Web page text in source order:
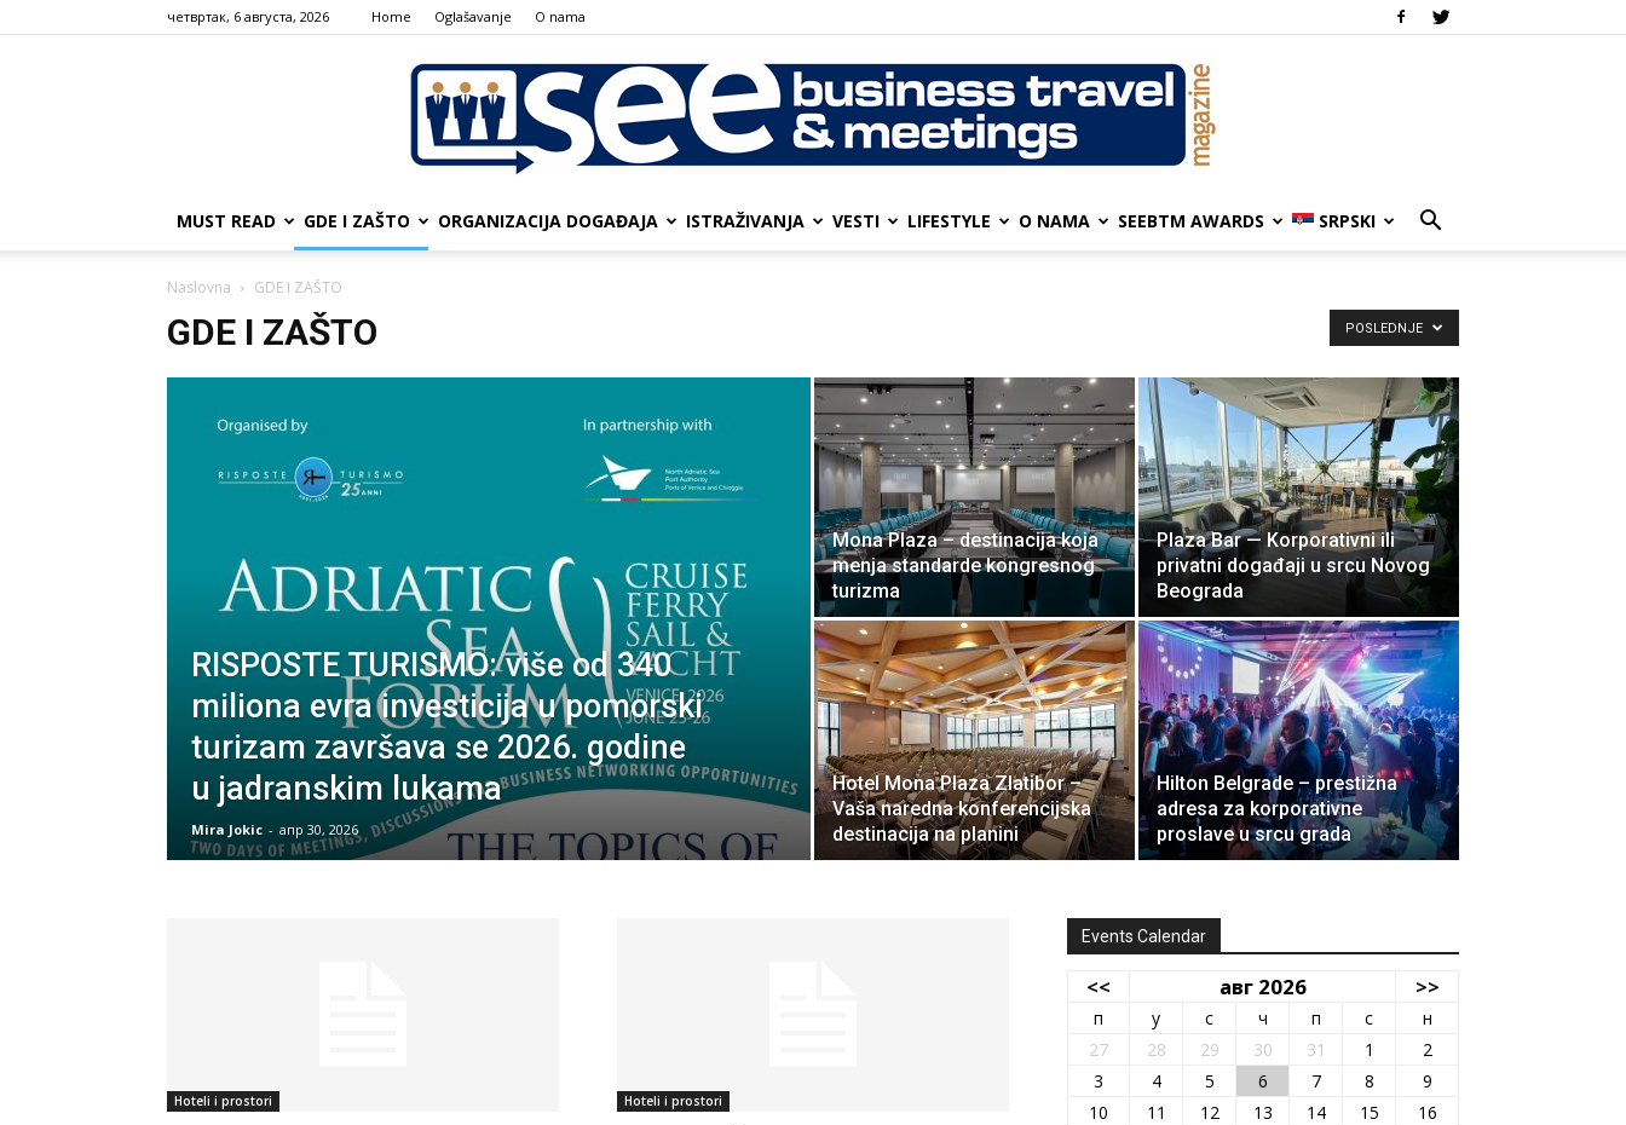
четвртак, 6 августа, 2026 Home Oglašavanje О nama
Business
travel
&
MUST READ GDE I ZAŠTO ORGANIZACIJA DOGAĐAJA ISTRAŽIVANJA VESTI LIFESTYLE О NAMA SEEBTM AWARDS SRPSKI
Naslovna GDE I ZAŠTO
GDE I ZAŠTO POSLEDNJE
RISPOSTE TURISMO: više od 340
miliona evra investicija u pomorski
turizam završava se 2026. godine
u jadranskim lukama
Mira Jokic - апр 30, 2026
Mona Plaza – destinacija koja
menja standarde kongresnog
turizma
Plaza Bar — Korporativni ili
privatni događaji u srcu Novog
Beograda
Hotel Mona Plaza Zlatibor –
Vaša naredna konferencijska
destinacija na planini
Hilton Belgrade – prestižna
adresa za korporativne
proslave u srcu grada
Hoteli i prostori Hoteli i prostori
Events Calendar
<< авг 2026 >>
п у с ч п с
н
27
28 29 30 31 1
2
3
4 5 6 7 8
9
10
11 12 13 14 15
16